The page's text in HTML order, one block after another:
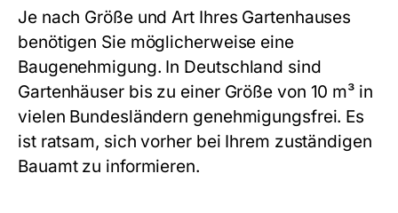
Je nach Größe und Art Ihres Gartenhauses
benötigen Sie möglicherweise eine
Baugenehmigung. In Deutschland sind
Gartenhäuser bis zu einer Größe von 10 m³ in
vielen Bundesländern genehmigungsfrei. Es
ist ratsam, sich vorher bei Ihrem zuständigen
Bauamt zu informieren.